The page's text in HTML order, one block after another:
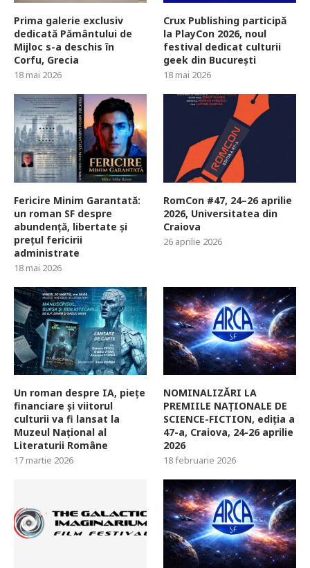
Prima galerie exclusiv
dedicată Pământului de
Mijloc s-a deschis în
Corfu, Grecia
18 mai 2026
Crux Publishing participă
la PlayCon 2026, noul
festival dedicat culturii
geek din București
18 mai 2026
Fericire Minim Garantată:
un roman SF despre
abundență, libertate și
prețul fericirii
administrate
18 mai 2026
RomCon #47, 24–26 aprilie
2026, Universitatea din
Craiova
26 aprilie 2026
Un roman despre IA, piețe
financiare și viitorul
culturii va fi lansat la
Muzeul Național al
Literaturii Române
17 martie 2026
NOMINALIZĂRI LA
PREMIILE NAȚIONALE DE
SCIENCE-FICTION, ediția a
47-a, Craiova, 24-26 aprilie
2026
18 februarie 2026